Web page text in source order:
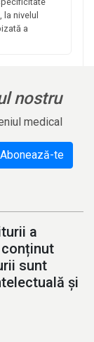
nivelul
a
nostru
medical
Abonează-te
a
sunt
și